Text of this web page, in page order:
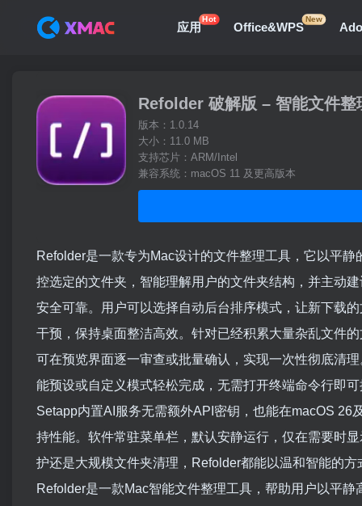
应用
Hot
Office&WPS
New
Refolder 破解版 – 智能文件整
版本：1.0.14
大小：11.0 MB
支持芯片：ARM/Intel
兼容系统：macOS 11 及更高版本
Refolder是一款专为Mac设计的文件整理工具，它以平
控选定的文件夹，智能理解用户的文件夹结构，并主动
安全可靠。用户可以选择自动后台排序模式，让新下载
干预，保持桌面整洁高效。针对已经积累大量杂乱文件
可在预览界面逐一审查或批量确认，实现一次性彻底清
能预设或自定义模式轻松完成，无需打开终端命令行即
Setapp内置AI服务无需额外API密钥，也能在macOS
持性能。软件常驻菜单栏，默认安静运行，仅在需要时
护还是大规模文件夹清理，Refolder都能以温和智能的
Refolder是一款Mac智能文件整理工具，帮助用户以平